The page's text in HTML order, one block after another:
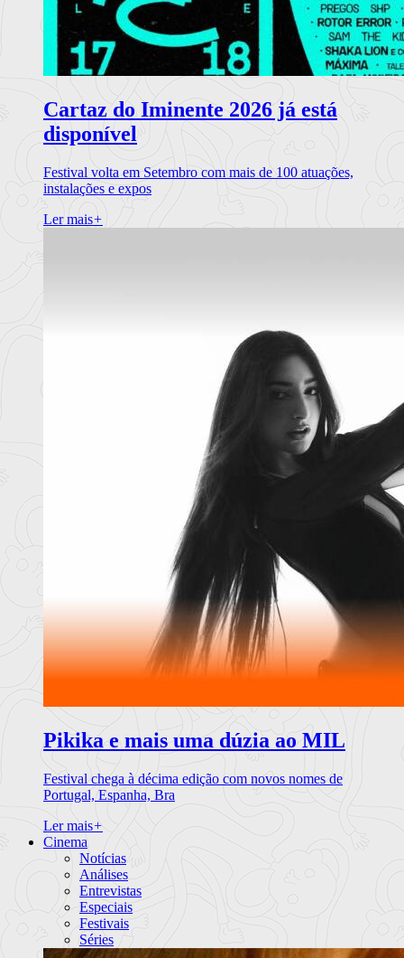
Cartaz do Iminente 2026 já está
disponível
Festival volta em Setembro com mais de 100 atuações,
instalações e expos
Ler mais+
Pikika e mais uma dúzia ao MIL
Festival chega à décima edição com novos nomes de
Portugal, Espanha, Bra
Ler mais+
Cinema
Notícias
Análises
Entrevistas
Especiais
Festivais
Séries